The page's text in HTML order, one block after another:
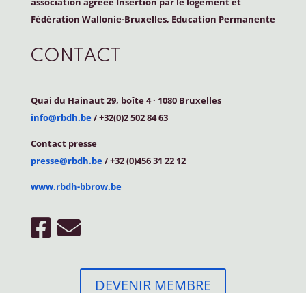
Fédération Wallonie-Bruxelles, Education Permanente
CONTACT
Quai du Hainaut 29, boîte 4· 1080 Bruxelles
info@rbdh.be/ +32(0)2 502 84 63
Contact presse
presse@rbdh.be/ +32 (0)456 31 22 12
www.rbdh-bbrow.be
DEVENIR MEMBRE